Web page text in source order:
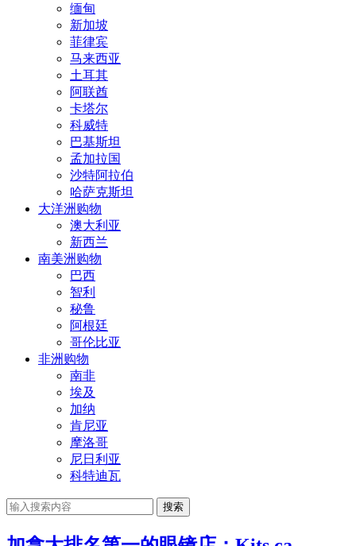
缅甸
新加坡
菲律宾
马来西亚
土耳其
阿联酋
卡塔尔
科威特
巴基斯坦
孟加拉国
沙特阿拉伯
哈萨克斯坦
大洋洲购物
澳大利亚
新西兰
南美洲购物
巴西
智利
秘鲁
阿根廷
哥伦比亚
非洲购物
南非
埃及
加纳
肯尼亚
摩洛哥
尼日利亚
科特迪瓦
搜索